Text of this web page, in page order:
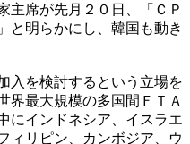
主席が先月２０日、「ＣＰ
と明らかにし、韓国も動き
入を検討するという立場を
界最大規模の多国間ＦＴＡ
にインドネシア、イスラエ
ィリピン、カンボジア、ウ